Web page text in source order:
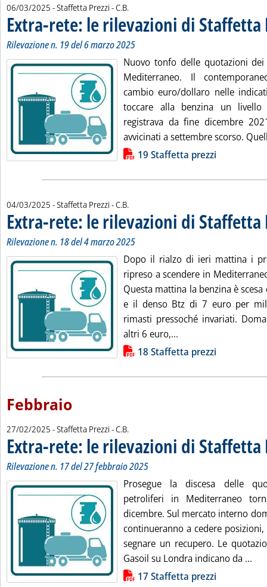
06/03/2025 - Staffetta Prezzi -di:
C.B.
Extra-rete: le rilevazioni di Staffetta
Rilevazione n. 19 del 6 marzo 2025
Nuovo tonfo delle quotazioni
Mediterraneo. Il
cambio euro/dollaro nelle
toccare alla benzina un
registrava da fine dicembre
avvicinati a settembre scorso.
Lista allegati PDF alla notizia19 Staffetta prezzi
04/03/2025 - Staffetta Prezzi -di:
C.B.
Extra-rete: le rilevazioni di Staffetta
Rilevazione n. 18 del 4 marzo 2025
Dopo il rialzo di ieri mattina i
ripreso a scendere in
Questa mattina la benzina è
e il denso Btz di 7 euro per
rimasti pressoché invariati.
altri 6 euro,...
Lista allegati PDF alla notizia18 Staffetta prezzi
Febbraio
27/02/2025 - Staffetta Prezzi -di:
C.B.
Extra-rete: le rilevazioni di Staffetta
Rilevazione n. 17 del 27 febbraio 2025
Prosegue la discesa delle
petroliferi in Mediterraneo
dicembre. Sul mercato interno
continueranno a cedere
segnare un recupero. Le
Gasoil su Londra indicano da ...
Lista allegati PDF alla notizia17 Staffetta prezzi